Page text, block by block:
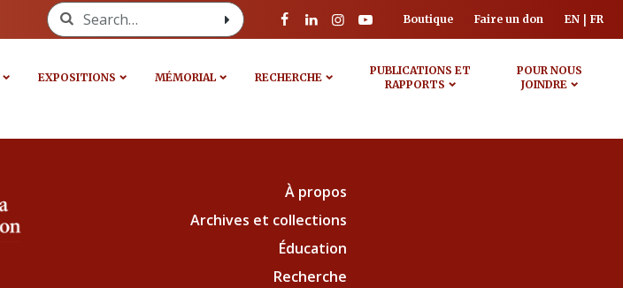
Search for: Boutique Faire un don EN FR
EXPOSITIONS MÉMORIAL RECHERCHE
PUBLICATIONS ET
RAPPORTS
POUR NOUS
JOINDRE
À propos
Archives et collections
Éducation
Recherche